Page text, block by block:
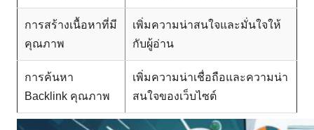
การสร้างเนื้อหาที่มี
คุณภาพ
เพิ่มความน่าสนใจและมั่นใจให้
กับผู้อ่าน
การค้นหา
Backlink คุณภาพ
เพิ่มความน่าเชื่อถือและความน่า
สนใจของเว็บไซต์